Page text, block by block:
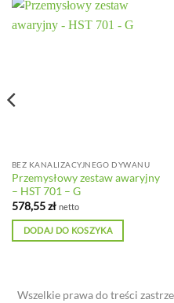
BEZ KANALIZACYJNEGO DYWANU
Przemysłowy zestaw awaryjny
– HST 701 – G
578,55zł netto
DODAJ DO KOSZYKA
Wszelkie prawa do treści